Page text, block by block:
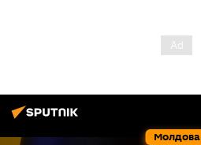
Молдова